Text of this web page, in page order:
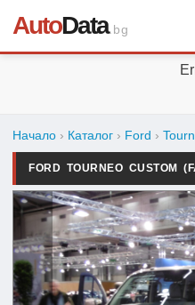
AutoData.bg
Начало › Каталог › Ford ›
FORD TOURNEO CUSTOM